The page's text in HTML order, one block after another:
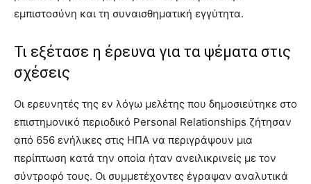
εμπιστοσύνη και τη συναισθηματική εγγύτητα.
Τι εξέτασε η έρευνα για τα ψέματα στις
σχέσεις
Οι ερευνητές της εν λόγω μελέτης που δημοσιεύτηκε στο
επιστημονικό περιοδικό Personal Relationships ζήτησαν
από 656 ενήλικες στις ΗΠΑ να περιγράψουν μια
περίπτωση κατά την οποία ήταν ανειλικρινείς με τον
σύντροφό τους. Οι συμμετέχοντες έγραψαν αναλυτικά